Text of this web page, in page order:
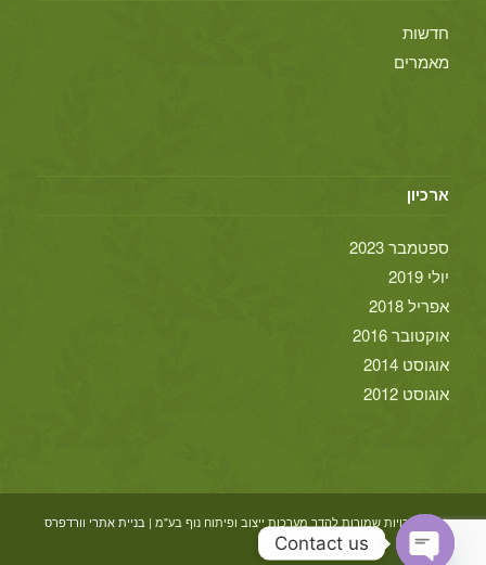
חדשות
מאמרים
ארכיון
ספטמבר 2023
יולי 2019
אפריל 2018
אוקטובר 2016
אוגוסט 2014
אוגוסט 2012
© כל הזכויות שמורות להדר מערכות ייצוב ופיתוח נוף בע"מ | בניית אתרי וורדפרס
אביחי
Contact us